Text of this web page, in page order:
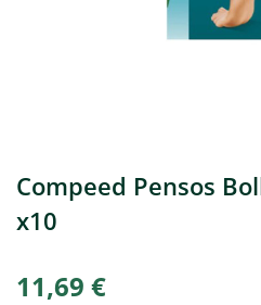
Compeed Pensos
x10
11,69 €